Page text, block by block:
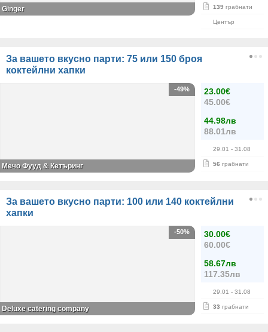
139 грабнати
Център
Ginger
За вашето вкусно парти: 75 или 150 броя
коктейлни хапки
23.00€
45.00€
44.98лв
88.01лв
29.01 - 31.08
56 грабнати
-49%
Мечо Фууд & Кетъринг
За вашето вкусно парти: 100 или 140 коктейлни
хапки
30.00€
60.00€
58.67лв
117.35лв
29.01 - 31.08
33 грабнати
-50%
Deluxe catering company